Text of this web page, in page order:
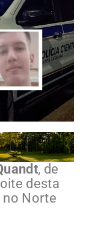
, de
desta
no Norte